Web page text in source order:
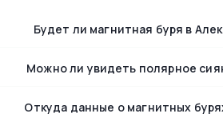
Будет ли магнитная буря в
Можно ли увидеть полярное
Откуда данные о магнитных